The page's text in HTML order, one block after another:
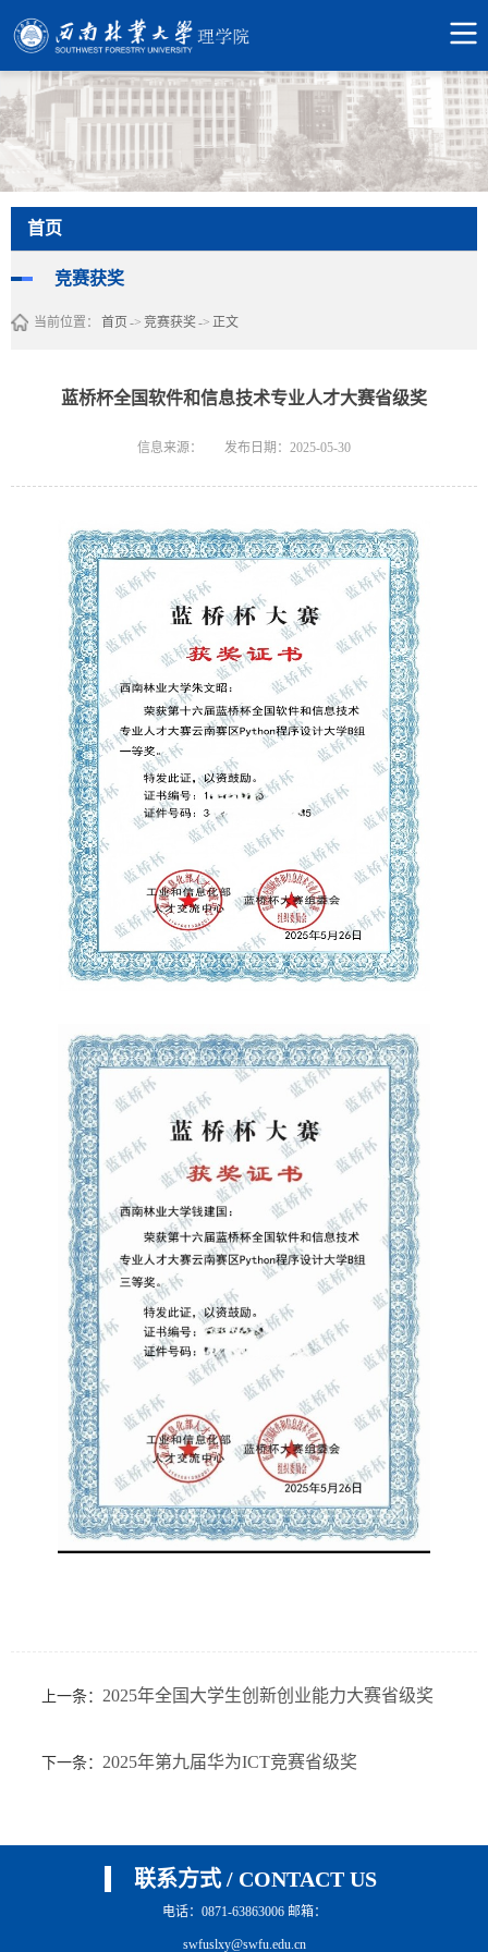
首页
竞赛获奖
当前位置： 首页-> 竞赛获奖-> 正文
蓝桥杯全国软件和信息技术专业人才大赛省级奖
信息来源： 发布日期：2025-05-30
上一条： 2025年全国大学生创新创业能力大赛省级奖
下一条： 2025年第九届华为ICT竞赛省级奖
联系方式 / CONTACT US
电话：0871-63863006 邮箱：
swfuslxy@swfu.edu.cn